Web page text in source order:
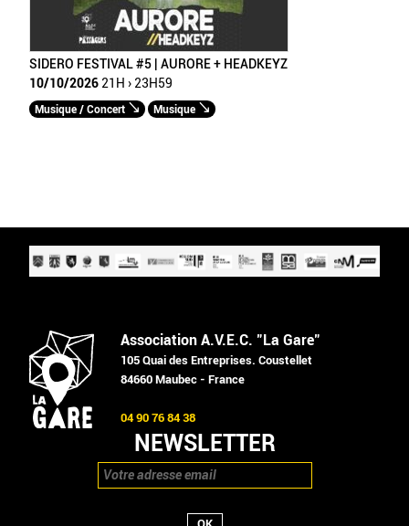
SIDERO FESTIVAL #5 | AURORE + HEADKEYZ
10/10/2026 21H › 23H59
Musique / Concert Musique
Association A.V.E.C. "La Gare"
105 Quai des Entreprises. Coustellet
84660 Maubec - France
04 90 76 84 38
NEWSLETTER